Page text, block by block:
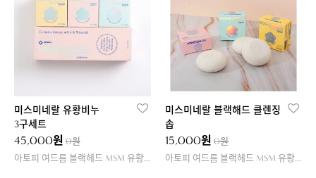
미스미네랄 유황비누
3구세트
45,000원 0원
아토피 여드름 블랙헤드 MSM 유황비누
미스미네랄 블랙해드 클렌징
솝
15,000원 0원
아토피 여드름 블랙헤드 MSM 유황비누